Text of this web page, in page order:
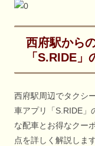
西府駅から
「S.RIDE」
西府駅周辺でタクシ
車アプリ「S.RIDE」
な配車とお得なクー
点を詳しく解説します